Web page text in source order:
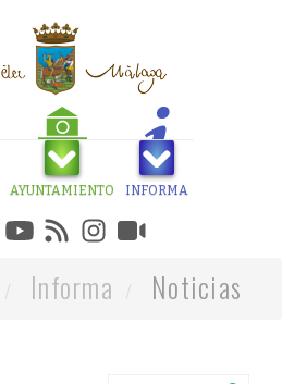
AYUNTAMIENTO INFORMA
Informa Noticias